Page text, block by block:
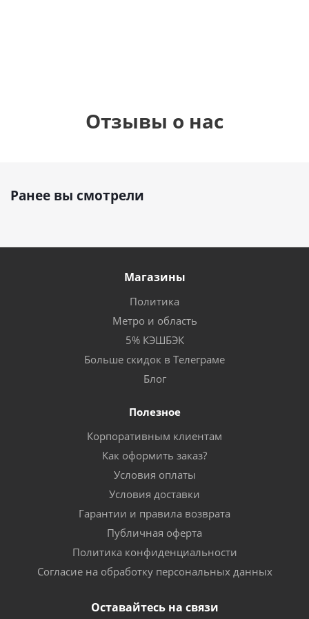
Отзывы о нас
Ранее вы смотрели
Магазины
Политика
Метро и область
5% КЭШБЭК
Больше скидок в Телеграме
Блог
Полезное
Корпоративным клиентам
Как оформить заказ?
Условия оплаты
Условия доставки
Гарантии и правила возврата
Публичная оферта
Политика конфиденциальности
Согласие на обработку персональных данных
Оставайтесь на связи